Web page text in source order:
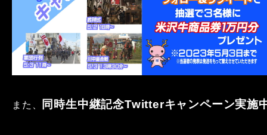
また、 同時生中継記念Twitterキャンペーン実施